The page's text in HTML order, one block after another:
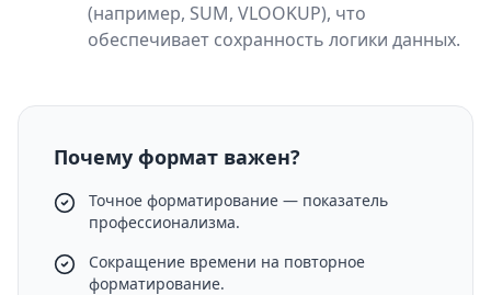
(например, SUM, VLOOKUP), что
обеспечивает сохранность логики данных.
Почему формат важен?
Точное форматирование — показатель
профессионализма.
Сокращение времени на повторное
форматирование.